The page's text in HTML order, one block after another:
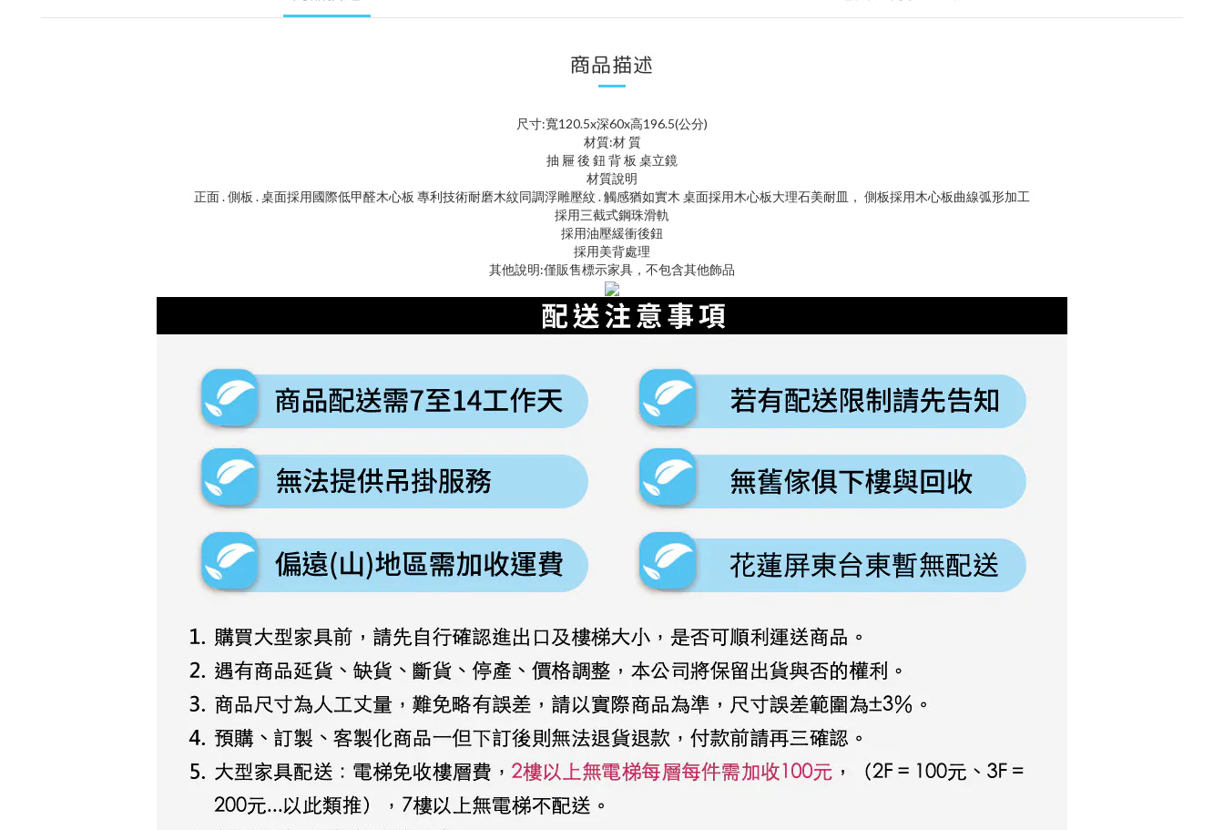
商品描述
尺寸:寬120.5x深60x高196.5(公分)
材質:材 質
抽 屜 後 鈕 背 板 桌立鏡
材質說明
正面 . 側板 . 桌面採用國際低甲醛木心板 專利技術耐磨木紋同調浮雕壓紋 . 觸感猶如實木 桌面採用木心板大理石美耐皿， 側板採用木心板曲線弧形加工
採用三截式鋼珠滑軌
採用油壓緩衝後鈕
採用美背處理
其他說明:僅販售標示家具，不包含其他飾品